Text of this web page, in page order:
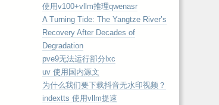
使用v100+vllm推理qwenasr
A Turning Tide: The Yangtze River’s
Recovery After Decades of
Degradation
pve9无法运行部分lxc
uv 使用国内源文
为什么我们要下载抖音无水印视频？
indextts 使用vllm提速